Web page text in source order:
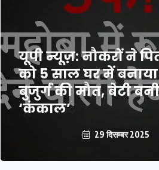
यूपी न्यूज़: नौकरों ने
को 5 साल घर में
बुजुर्ग की मौत, बेटी बनी
‘कंकाल’
29 दिसम्बर 2025